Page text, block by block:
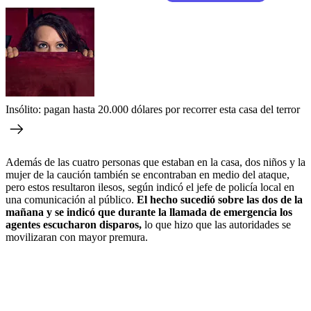
Insólito: pagan hasta 20.000 dólares por recorrer esta casa del terror
Además de las cuatro personas que estaban en la casa, dos niños y la
mujer de la caución también se encontraban en medio del ataque,
pero estos resultaron ilesos, según indicó el jefe de policía local en
una comunicación al público. El hecho sucedió sobre las dos de la
mañana y se indicó que durante la llamada de emergencia los
agentes escucharon disparos, lo que hizo que las autoridades se
movilizaran con mayor premura.